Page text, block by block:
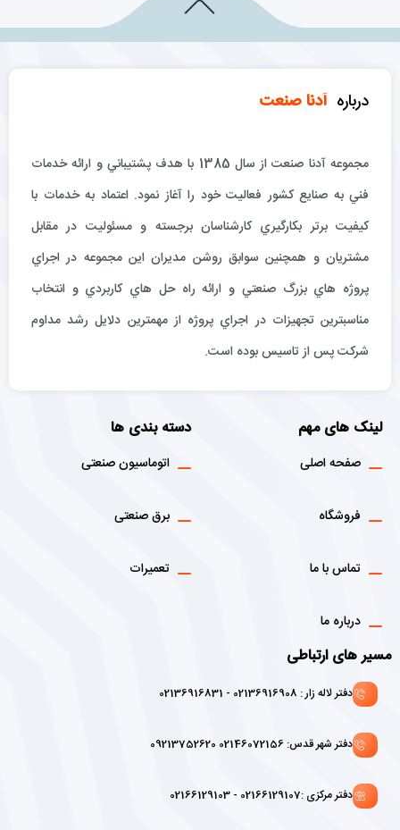
درباره آدنا صنعت
مجموعه آدنا صنعت از سال 1385 با هدف پشتيباني و ارائه خدمات
فني به صنايع كشور فعاليت خود را آغاز نمود. اعتماد به خدمات با
كيفيت برتر بكارگيري كارشناسان برجسته و مسئوليت در مقابل
مشتريان و همچنين سوابق روشن مديران اين مجموعه در اجراي
پروژه هاي بزرگ صنعتي و ارائه راه حل هاي كاربردي و انتخاب
مناسبترين تجهيزات در اجراي پروژه از مهمترين دلايل رشد مداوم
شركت پس از تاسيس بوده است.
لینک های مهم
صفحه اصلی
فروشگاه
تماس با ما
درباره ما
دسته بندی ها
اتوماسیون صنعتی
برق صنعتی
تعمیرات
مسیر های ارتباطی
دفتر لاله زار : 02136916908 - 02136916831
دفتر شهر قدس: 02146072156 09213752620
دفتر مرکزی :02166129107 - 02166129103